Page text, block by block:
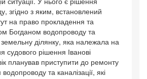
згідно з яким, встановлений
на право прокладення та
Богданом водопроводу та
земельну ділянку, яка належала на
судового рішення Іванові
планував приступити до ремонту
та каналізації, які